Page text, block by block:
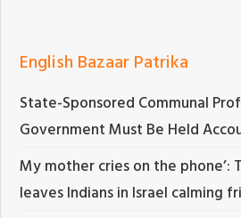
English Bazaar Patrika
State-Sponsored Communal
Government Must Be Held
My mother cries on the phone’:
leaves Indians in Israel calming